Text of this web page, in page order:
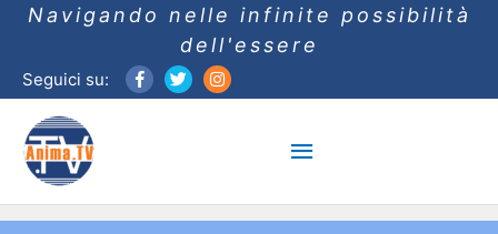
Navigando nelle infinite possibilità
dell'essere
Seguici su:
Menu
principale